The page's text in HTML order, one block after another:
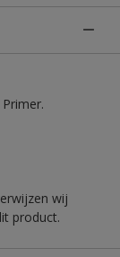
wij
product.